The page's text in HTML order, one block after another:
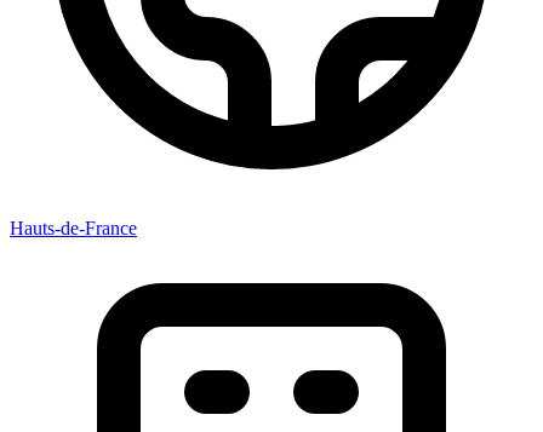
Hauts-de-France